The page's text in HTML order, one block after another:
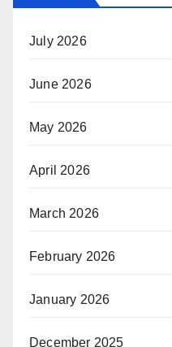
July 2026
June 2026
May 2026
April 2026
March 2026
February 2026
January 2026
December 2025